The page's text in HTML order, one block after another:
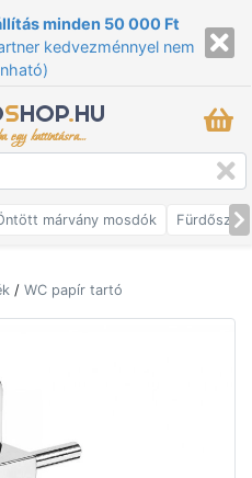
minden 50 000 Ft
kedvezménnyel nem
SHOP.HU
egy kattintásra...
márvány mosdók
/ WC papír tartó